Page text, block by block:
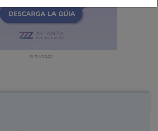
o dispensar medicamentos
La información técnica de los
a título meramente informativo,
PUBLICIDAD